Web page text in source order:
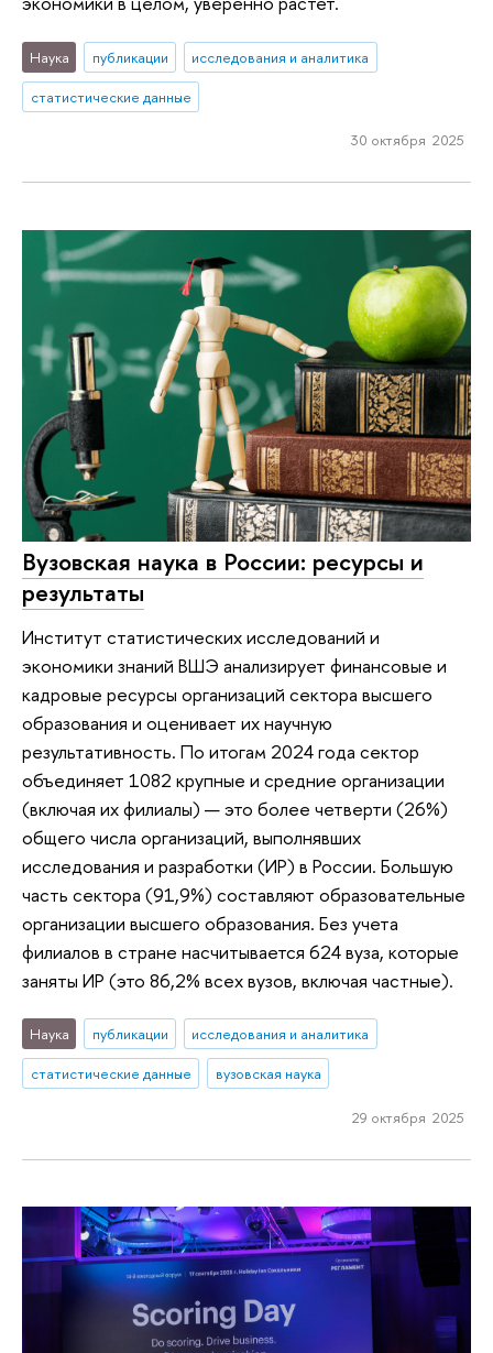
Наука публикации
исследования и аналитика
статистические данные
30 октября 2025
Вузовская наука в России: ресурсы и
результаты
Институт статистических исследований и
экономики знаний ВШЭ анализирует финансовые и
кадровые ресурсы организаций сектора высшего
образования и оценивает их научную
результативность. По итогам 2024 года сектор
объединяет 1082 крупные и средние организации
(включая их филиалы) — это более четверти (26%)
общего числа организаций, выполнявших
исследования и разработки (ИР) в России. Большую
часть сектора (91,9%) составляют образовательные
организации высшего образования. Без учета
филиалов в стране насчитывается 624 вуза, которые
заняты ИР (это 86,2% всех вузов, включая частные).
Наука публикации
исследования и аналитика
статистические данные
вузовская наука
29 октября 2025